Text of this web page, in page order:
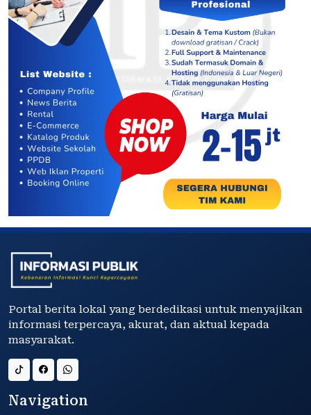
Portal berita lokal yang berdedikasi untuk menyajikan
informasi terpercaya, akurat, dan aktual kepada
masyarakat.
Navigation